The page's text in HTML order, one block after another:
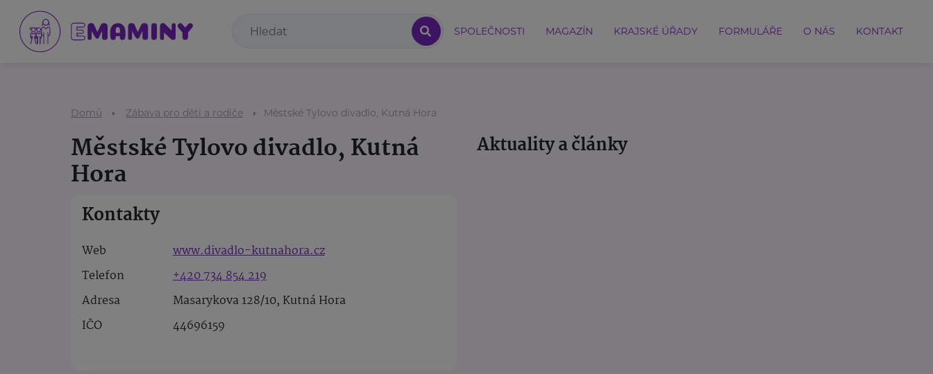
SPOLEČNOSTI MAGAZÍN KRAJSKÉ ÚŘADY FORMULÁŘE O NÁS KONTAKT
Domů Zábava pro děti a rodiče Městské Tylovo divadlo, Kutná Hora
Městské Tylovo divadlo, Kutná
Hora
Kontakty
Web
www.divadlo-kutnahora.cz
Telefon
+420 734 854 219
Adresa
Masarykova 128/10, Kutná Hora
IČO
44696159
Aktuality a články